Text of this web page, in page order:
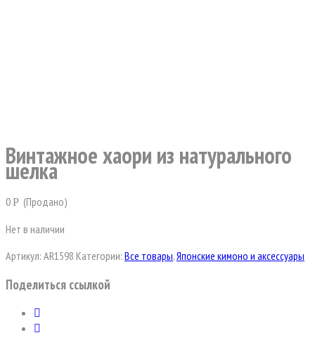
Винтажное хаори из натурального
шелка
0Р (Продано)
Нет в наличии
Артикул: AR1598 Категории: Все товары,Японские кимоно и аксессуары
Поделиться ссылкой